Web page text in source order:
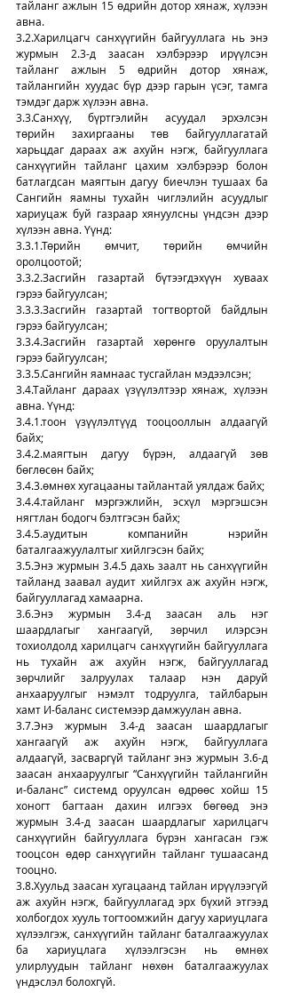
тайланг ажлын 15 өдрийн дотор хянаж, хүлээн
авна.
3.2.Харилцагч санхүүгийн байгууллага нь энэ
журмын 2.3-д заасан хэлбэрээр ирүүлсэн
тайланг ажлын 5 өдрийн дотор хянаж,
тайлангийн хуудас бүр дээр гарын үсэг, тамга
тэмдэг дарж хүлээн авна.
3.3.Санхүү, бүртгэлийн асуудал эрхэлсэн
төрийн захиргааны төв байгууллагатай
харьцдаг дараах аж ахуйн нэгж, байгууллага
санхүүгийн тайланг цахим хэлбэрээр болон
батлагдсан маягтын дагуу биечлэн тушаах ба
Сангийн яамны тухайн чиглэлийн асуудлыг
хариуцаж буй газраар хянуулсны үндсэн дээр
хүлээн авна. Үүнд:
3.3.1.Төрийн өмчит, төрийн өмчийн
оролцоотой;
3.3.2.Засгийн газартай бүтээгдэхүүн хуваах
гэрээ байгуулсан;
3.3.3.Засгийн газартай тогтвортой байдлын
гэрээ байгуулсан;
3.3.4.Засгийн газартай хөрөнгө оруулалтын
гэрээ байгуулсан;
3.3.5.Сангийн яамнаас тусгайлан мэдээлсэн;
3.4.Тайланг дараах үзүүлэлтээр хянаж, хүлээн
авна. Үүнд:
3.4.1.тоон үзүүлэлтүүд тооцооллын алдаагүй
байх;
3.4.2.маягтын дагуу бүрэн, алдаагүй зөв
бөглөсөн байх;
3.4.3.өмнөх хугацааны тайлантай уялдаж байх;
3.4.4.тайланг мэргэжлийн, эсхүл мэргэшсэн
нягтлан бодогч бэлтгэсэн байх;
3.4.5.аудитын компанийн нэрийн
баталгаажуулалтыг хийлгэсэн байх;
3.5.Энэ журмын 3.4.5 дахь заалт нь санхүүгийн
тайланд заавал аудит хийлгэх аж ахуйн нэгж,
байгууллагад хамаарна.
3.6.Энэ журмын 3.4-д заасан аль нэг
шаардлагыг хангаагүй, зөрчил илэрсэн
тохиолдолд харилцагч санхүүгийн байгууллага
нь тухайн аж ахуйн нэгж, байгууллагад
зөрчлийг залруулах талаар нэн даруй
анхааруулгыг нэмэлт тодруулга, тайлбарын
хамт И-баланс системээр дамжуулан авна.
3.7.Энэ журмын 3.4-д заасан шаардлагыг
хангаагүй аж ахуйн нэгж, байгууллага
алдаагүй, засваргүй тайланг энэ журмын 3.6-д
заасан анхааруулгыг “Санхүүгийн тайлангийн
и-баланс” системд оруулсан өдрөөс хойш 15
хоногт багтаан дахин илгээх бөгөөд энэ
журмын 3.4-д заасан шаардлагыг харилцагч
санхүүгийн байгууллага бүрэн хангасан гэж
тооцсон өдөр санхүүгийн тайланг тушаасанд
тооцно.
3.8.Хуульд заасан хугацаанд тайлан ирүүлээгүй
аж ахуйн нэгж, байгууллагад эрх бүхий этгээд
холбогдох хууль тогтоомжийн дагуу хариуцлага
хүлээлгэж, санхүүгийн тайланг баталгаажуулах
ба хариуцлага хүлээлгэсэн нь өмнөх
улирлуудын тайланг нөхөн баталгаажуулах
үндэслэл болохгүй.